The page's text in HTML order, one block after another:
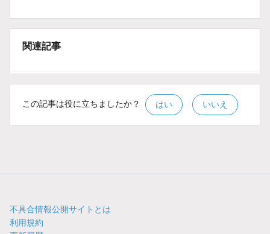
関連記事
この記事は役に立ちましたか？ はい いいえ
不具合情報公開サイトとは
利用規約